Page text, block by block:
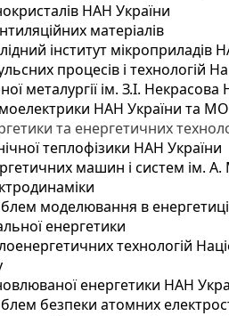
НАН України
матеріалів
інститут мікроприладів
процесів і технологій
металургії ім. З.І.
НАН України та
та енергетичних
теплофізики НАН України
машин і систем ім.
моделювання в
енергетики
технологій
енергетики НАН
безпеки атомних